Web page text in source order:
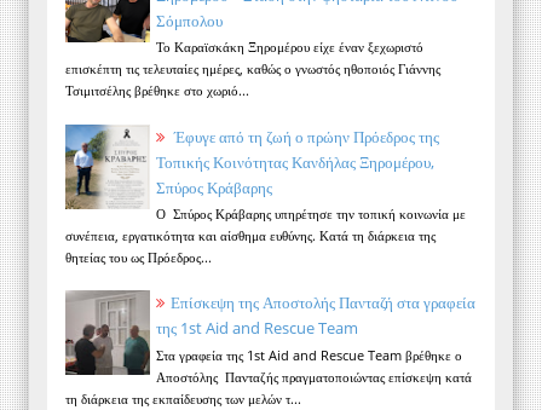
Σόμπολου
Το Καραϊσκάκη Ξηρομέρου είχε έναν ξεχωριστό
επισκέπτη τις τελευταίες ημέρες, καθώς ο γνωστός ηθοποιός Γιάννης
Τσιμιτσέλης βρέθηκε στο χωριό...
Έφυγε από τη ζωή ο πρώην Πρόεδρος της
Τοπικής Κοινότητας Κανδήλας Ξηρομέρου,
Σπύρος Κράβαρης
Ο Σπύρος Κράβαρης υπηρέτησε την τοπική κοινωνία με
συνέπεια, εργατικότητα και αίσθημα ευθύνης. Κατά τη διάρκεια της
θητείας του ως Πρόεδρος...
Επίσκεψη της Αποστολής Πανταζή στα γραφεία
της 1st Aid and Rescue Team
Στα γραφεία της 1st Aid and Rescue Team βρέθηκε ο
Αποστόλης Πανταζής πραγματοποιώντας επίσκεψη κατά
τη διάρκεια της εκπαίδευσης των μελών τ...